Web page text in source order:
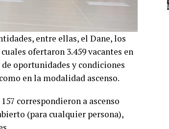
entre ellas, el Dane, los
ofertaron 3.459 vacantes en
oportunidades y condiciones
en la modalidad ascenso.
correspondieron a ascenso
(para cualquier persona),